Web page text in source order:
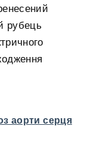
рубець
аорти серця